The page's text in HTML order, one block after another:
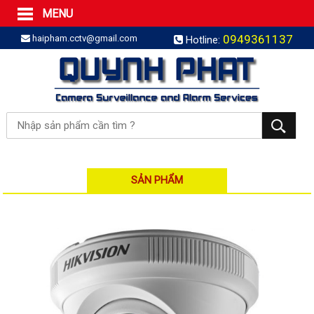
MENU
Trang Chủ
Sản phẩm
SẢN PHẨM TRỌN GÓI
LẮP BÁO TRỘM TRỌN GÓI
LẮP CAMERA TRỌN GÓI
Camera IP
Camera IP KBVISION
Camera IP HIKVISION
Camera IP Visionhitech
Đầu ghi IP | NVR
Đầu ghi IP HIKVISION
haipham.cctv@gmail.com Hotline: 0949361137
SẢN PHẨM